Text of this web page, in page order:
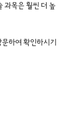
과목은 훨씬 더 높
하여 확인하시기